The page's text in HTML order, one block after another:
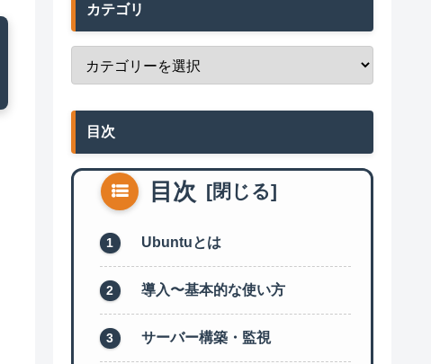
カテゴリ
目次
目次
Ubuntuとは
導入〜基本的な使い方
サーバー構築・監視